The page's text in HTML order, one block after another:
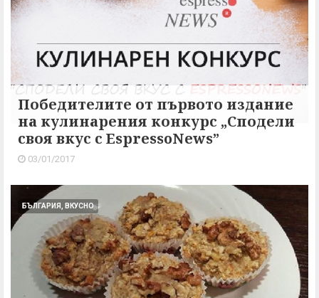
Победителите от първото издание
на кулинарения конкурс „Сподели
своя вкус с EspressoNews”
03/01/2017
БЪЛГАРИЯ, ВКУСНО